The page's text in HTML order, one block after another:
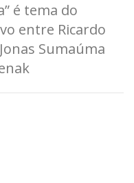
é tema do
entre Ricardo
Sumaúma